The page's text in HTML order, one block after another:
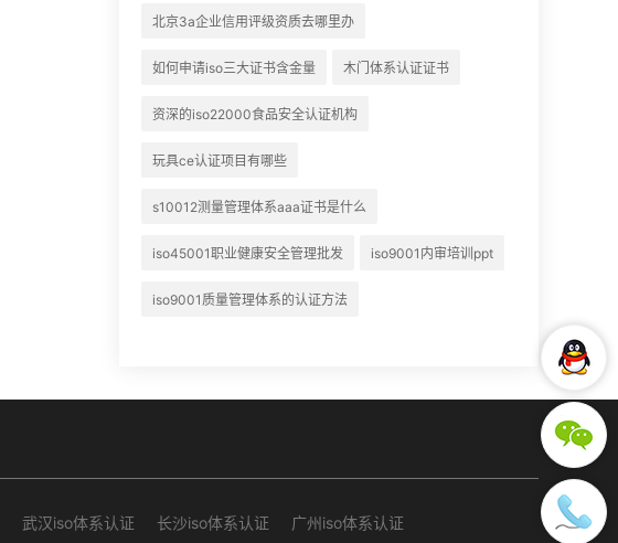
北京3a企业信用评级资质去哪里办
如何申请iso三大证书含金量 木门体系认证证书
资深的iso22000食品安全认证机构
玩具ce认证项目有哪些
s10012测量管理体系aaa证书是什么
iso45001职业健康安全管理批发 iso9001内审培训ppt
iso9001质量管理体系的认证方法
武汉iso体系认证 长沙iso体系认证 广州iso体系认证